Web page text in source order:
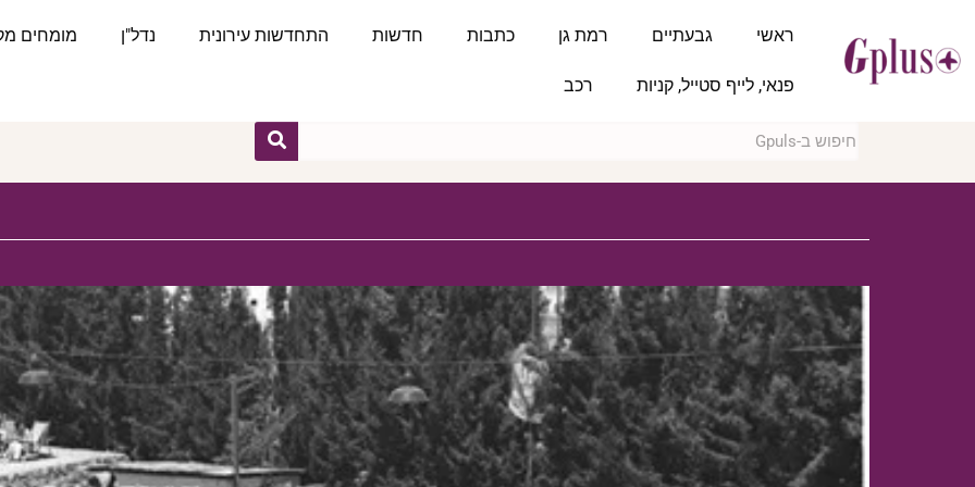
ראשי גבעתיים רמת גן כתבות חדשות התחדשות עירונית נדל"ן מומחים
פנאי, לייף סטייל, קניות רכב